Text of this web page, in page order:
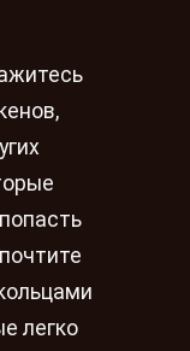
легко